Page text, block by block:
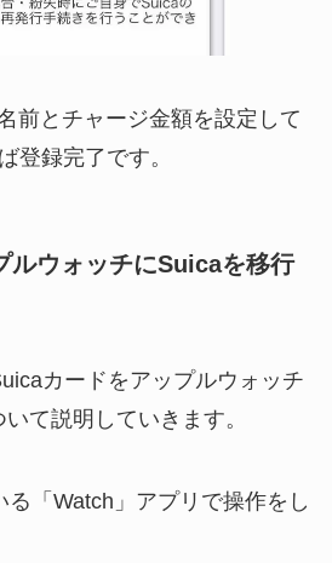
前とチャージ金額を設定して
登録完了です。
ルウォッチにSuicaを移行
カードをアップルウォッチ
て説明していきます。
「Watch」アプリで操作をし